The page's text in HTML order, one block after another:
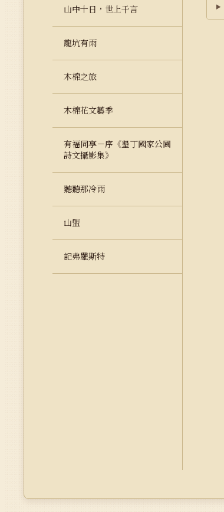
山中十日，世上千言
龍坑有雨
木棉之旅
木棉花文藝季
有福同享－序《墾丁國家公園
詩文攝影集》
聽聽那冷雨
山盟
記弗羅斯特